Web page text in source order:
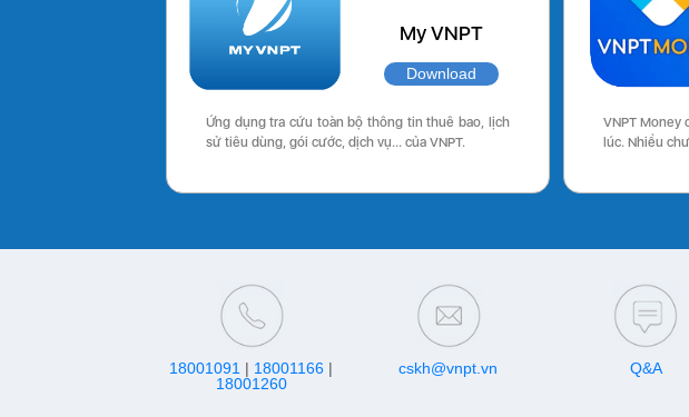
My VNPT
Download
Ứng dụng tra cứu toàn bộ thông tin thuê bao, lịch
sử tiêu dùng, gói cước, dịch vụ… của VNPT.
VNPT Money
lúc. Nhiều
18001091 | 18001166 |
18001260
cskh@vnpt.vn Q&A